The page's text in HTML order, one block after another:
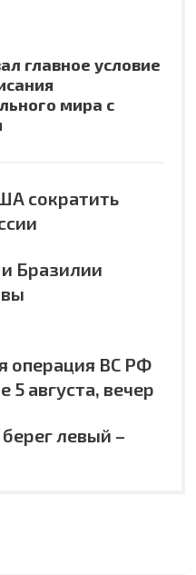
главное условие
мира с
сократить
Бразилии
операция ВС РФ
5 августа, вечер
левый –